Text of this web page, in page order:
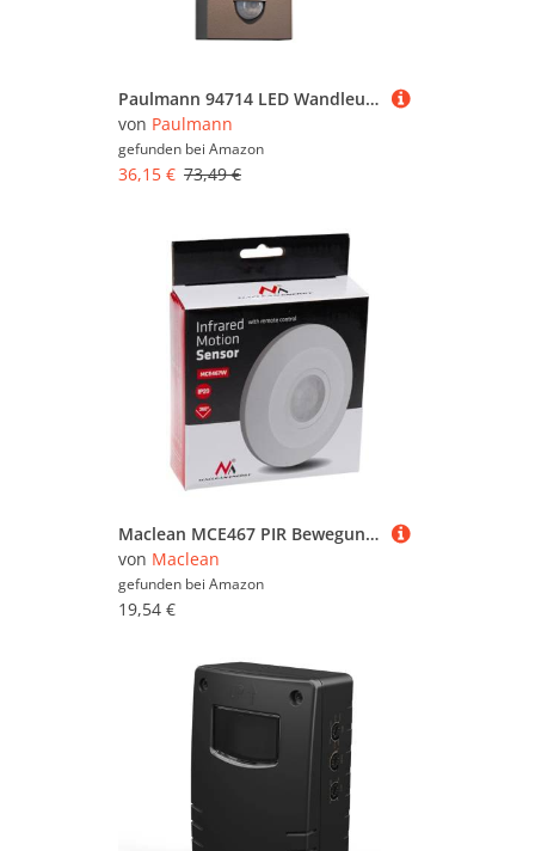
Paulmann 94714 LED Wandleuchte Capea Bewegungsmelder insektenfreundlich IP44 96x153mm Tunable Warm 6W 450lm 98° Schwarz
von Paulmann
gefunden bei Amazon
36,15 € 73,49 €
Maclean MCE467 PIR Bewegungsmelder mit Dämmerungssensor und Fernbedienung, 360° Grad Erfassungsbereich bis 8m, Standby Modus, IP20, max. 2000W
von Maclean
gefunden bei Amazon
19,54 €